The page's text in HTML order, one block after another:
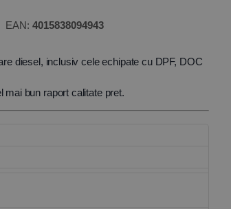
EAN: 4015838094943
diesel, inclusiv cele echipate cu DPF, DOC
bun raport calitate pret.